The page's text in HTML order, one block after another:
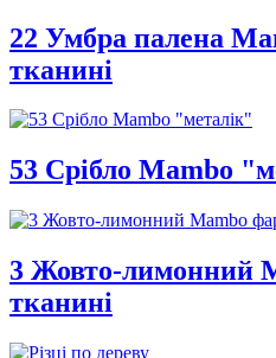
22 Умбра палена
тканині
53 Срібло Mambo
3 Жовто-лимонний
тканині